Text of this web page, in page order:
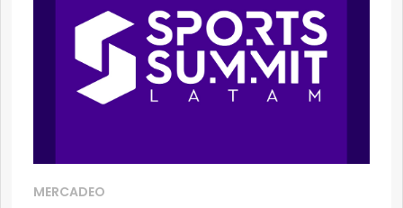
MERCADEO